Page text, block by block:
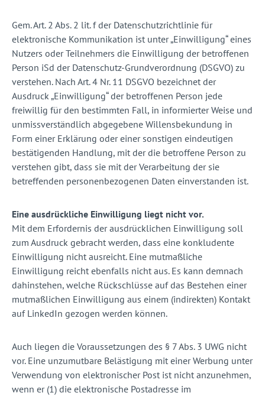
Gem. Art. 2 Abs. 2 lit. f der Datenschutzrichtlinie für
elektronische Kommunikation ist unter „Einwilligung“ eines
Nutzers oder Teilnehmers die Einwilligung der betroffenen
Person iSd der Datenschutz-Grundverordnung (DSGVO) zu
verstehen. Nach Art. 4 Nr. 11 DSGVO bezeichnet der
Ausdruck „Einwilligung“ der betroffenen Person jede
freiwillig für den bestimmten Fall, in informierter Weise und
unmissverständlich abgegebene Willensbekundung in
Form einer Erklärung oder einer sonstigen eindeutigen
bestätigenden Handlung, mit der die betroffene Person zu
verstehen gibt, dass sie mit der Verarbeitung der sie
betreffenden personenbezogenen Daten einverstanden ist.
Eine ausdrückliche Einwilligung liegt nicht vor.
Mit dem Erfordernis der ausdrücklichen Einwilligung soll
zum Ausdruck gebracht werden, dass eine konkludente
Einwilligung nicht ausreicht. Eine mutmaßliche
Einwilligung reicht ebenfalls nicht aus. Es kann demnach
dahinstehen, welche Rückschlüsse auf das Bestehen einer
mutmaßlichen Einwilligung aus einem (indirekten) Kontakt
auf LinkedIn gezogen werden können.
Auch liegen die Voraussetzungen des § 7 Abs. 3 UWG nicht
vor. Eine unzumutbare Belästigung mit einer Werbung unter
Verwendung von elektronischer Post ist nicht anzunehmen,
wenn er (1) die elektronische Postadresse im